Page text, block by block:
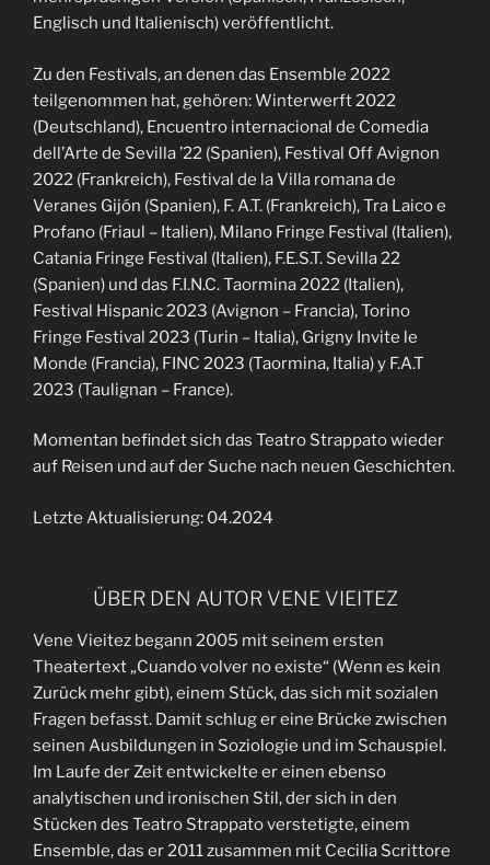
Englisch und Italienisch) veröffentlicht.
Zu den Festivals, an denen das Ensemble 2022
teilgenommen hat, gehören: Winterwerft 2022
(Deutschland), Encuentro internacional de Comedia
dell’Arte de Sevilla ’22 (Spanien), Festival Off Avignon
2022 (Frankreich), Festival de la Villa romana de
Veranes Gijón (Spanien), F. A.T. (Frankreich), Tra Laico e
Profano (Friaul – Italien), Milano Fringe Festival (Italien),
Catania Fringe Festival (Italien), F.E.S.T. Sevilla 22
(Spanien) und das F.I.N.C. Taormina 2022 (Italien),
Festival Hispanic 2023 (Avignon – Francia), Torino
Fringe Festival 2023 (Turin – Italia), Grigny Invite le
Monde (Francia), FINC 2023 (Taormina, Italia) y F.A.T
2023 (Taulignan – France).
Momentan befindet sich das Teatro Strappato wieder
auf Reisen und auf der Suche nach neuen Geschichten.
Letzte Aktualisierung: 04.2024
ÜBER DEN AUTOR VENE VIEITEZ
Vene Vieitez begann 2005 mit seinem ersten
Theatertext „Cuando volver no existe“ (Wenn es kein
Zurück mehr gibt), einem Stück, das sich mit sozialen
Fragen befasst. Damit schlug er eine Brücke zwischen
seinen Ausbildungen in Soziologie und im Schauspiel.
Im Laufe der Zeit entwickelte er einen ebenso
analytischen und ironischen Stil, der sich in den
Stücken des Teatro Strappato verstetigte, einem
Ensemble, das er 2011 zusammen mit Cecilia Scrittore